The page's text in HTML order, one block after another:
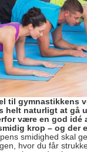
til gymnastikkens
helt naturligt at gå
være en god idé
krop – og der
smidighed skal
hvor du får